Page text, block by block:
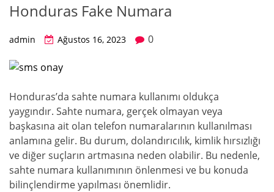
Honduras Fake Numara
admin Ağustos 16, 2023 0
Honduras’da sahte numara kullanımı oldukça
yaygındır. Sahte numara, gerçek olmayan veya
başkasına ait olan telefon numaralarının kullanılması
anlamına gelir. Bu durum, dolandırıcılık, kimlik hırsızlığı
ve diğer suçların artmasına neden olabilir. Bu nedenle,
sahte numara kullanımının önlenmesi ve bu konuda
bilinçlendirme yapılması önemlidir.